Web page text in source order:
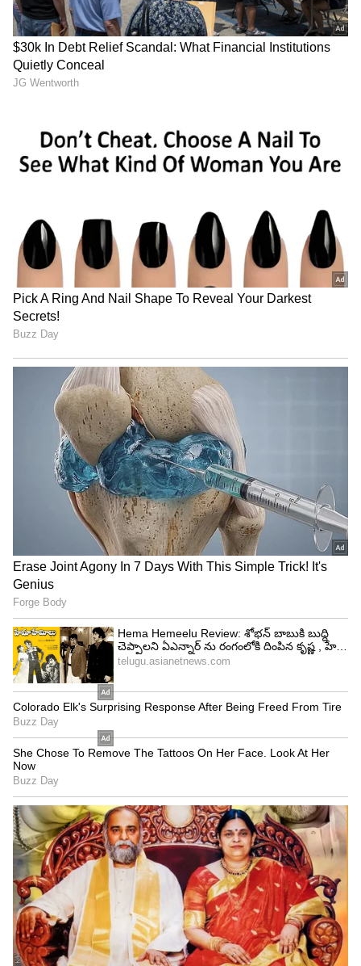
Related Articles
Peddi Collections: ఫస్ట్ డే పెద్ది బాక్సాఫీసు వద్ద
ఊచకోత.. ప్రభాస్‌, ఎన్టీఆర్‌ రికార్డులు బ్రేక్‌
Ram Charan Top 5 Movies: రామ్ చరణ్ టాప్ 5
కలెక్షన్లు.. ఆర్‌ఆర్‌ఆర్‌ రికార్డును పెద్ది బ్రేక్ చేస్తుందా?
Image Credit : Our Own
ఆగిపోయిన ఎన్టీఆర్‌, బుచ్చిబాబు మూవీ
ఆ తర్వాత ఎన్టీఆర్‌తో సినిమా చేయాలనుకున్నారు
బుచ్చిబాబు. కథ కూడా నెరేట్‌ చేశారు. అధికారికంగా
ప్రకటించారు కూడా. కానీ ఏం జరిగిందో ఏమో ఆ మూవీ
తారక్‌ చేయలేదు. కథ పరంగా వచ్చిన డిఫరెంట్స్ కారణంగా
ఎన్టీఆర్‌ చేయలేకపోయారని అన్నారు. మరోవైపు డేట్స్
ఇష్యూ కారణంగా చేయలేదనే కామెంట్‌ కూడా వచ్చింది.
దీంతో ఆ తర్వాత రామ్‌ చరణ్‌కి బుచ్చిబాబు కథ చెప్పడం,
ఆయనకు నచ్చడంతో సినిమా పట్టాలెక్కింది. ఈ గురువారం
విడుదలై విజయవంతంగా ప్రదర్శించబడుతోంది. అయితే
ఎన్టీఆర్‌కి చెప్పింది `పెద్ది` కథ కాదని బుచ్చిబాబు ఇటీవల
ఓ ఇంటర్వ్యూలో వెల్లడించారు.